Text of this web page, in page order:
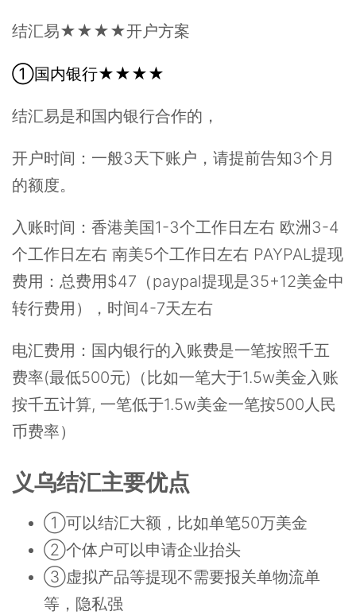
结汇易★★★★开户方案
①国内银行★★★★
结汇易是和国内银行合作的，
开户时间： 一般3天下账户，请提前告知3个月
的额度。
入账时间： 香港美国1-3个工作日左右 欧洲3-4
个工作日左右 南美5个工作日左右 PAYPAL提现
费用：总费用$47（paypal提现是35+12美金中
转行费用），时间4-7天左右
电汇费用： 国内银行的入账费是一笔按照千五
费率(最低500元)（比如一笔大于1.5w美金入账
按千五计算, 一笔低于1.5w美金一笔按500人民
币费率）
义乌结汇主要优点
①可以结汇大额，比如单笔50万美金
②个体户可以申请企业抬头
③虚拟产品等提现不需要报关单物流单
等，隐私强